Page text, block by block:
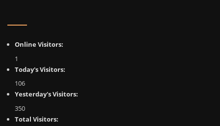
Online Visitors:
1
Today's Visitors:
106
Yesterday's Visitors:
350
Total Visitors: